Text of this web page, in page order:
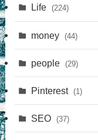
Life (224)
money (44)
people (29)
Pinterest (1)
SEO (37)